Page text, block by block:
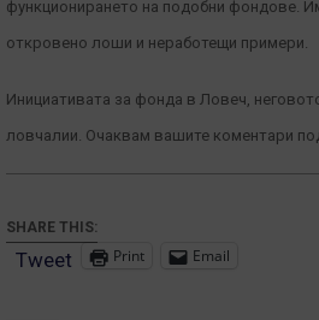
функционирането на подобни фондове.
откровено лоши и неработещи примери.
Инициативата за фонда в Ловеч,
ловчалии. Очаквам вашите коментари
SHARE THIS:
Tweet Print Email